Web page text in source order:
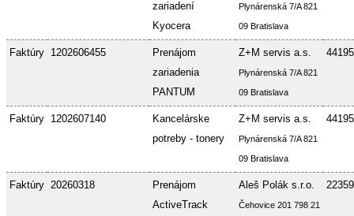
zariadení
Kyocera
Plynárenská 7/A 821
09 Bratislava
Faktúry 1202606455
Prenájom
zariadenia
PANTUM
Z+M servis a.s.
Plynárenská 7/A 821
09 Bratislava
Faktúry 1202607140
Kancelárske
potreby - tonery
Z+M servis a.s.
Plynárenská 7/A 821
09 Bratislava
Faktúry 20260318
Prenájom
ActiveTrack
Aleš Polák s.r.o.
Čehovice 201 798 21